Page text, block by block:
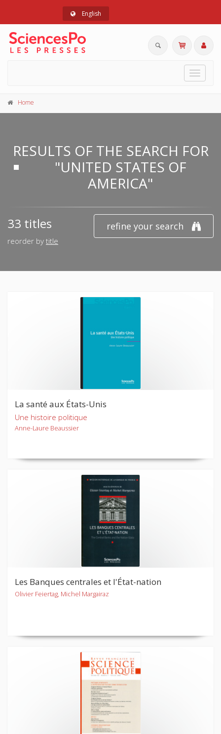
English
Toggle
Home
RESULTS OF THE SEARCH FOR
"UNITED STATES OF
AMERICA"
refine your search
33 titles
reorder by title
La santé aux États-Unis
Une histoire politique
Anne-Laure Beaussier
Les Banques centrales et l'État-nation
Olivier Feiertag, Michel Margairaz